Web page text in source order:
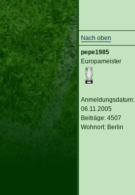
Nach oben
pepe1985
Europameister
Anmeldungsdatum:
06.11.2005
Beiträge: 4507
Wohnort: Berlin